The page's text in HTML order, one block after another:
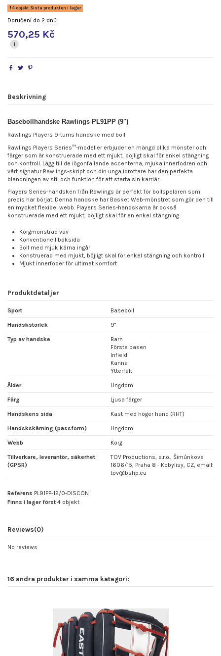
4 objekt Sista produkten i lager
Doručení do 2 dnů.
570,25 Kč
i
Beskrivning
Basebollhandske Rawlings PL91PP (9")
Rawlings Players 9-tums handske med boll
Rawlings Players Series™-modeller erbjuder en mängd olika mönster och
färger som är konstruerade med ett mjukt, böjligt skal för enkel stängning
och kontroll. Lägg till de iögonfallande accenterna, mjuka innerfodren och
vårt signatur Rawlings-skript och din unga idrottare har den perfekta
blandningen av stil och funktion för att starta sin karriär
Players Series-handsken från Rawlings är perfekt för bollspelaren som
precis har börjat. Denna handske har Basket Web-mönstret som gör den till
en mycket flexibel webb. Player's Series-handskarna är också
konstruerade med ett mjukt, böjligt skal för en enkel stängning.
Korgmönstrad väv
Konventionell baksida
Boll med mjuk kärna ingår
Konstruerad med mjukt, böjligt skal för enkel stängning och kontroll
Mjukt innerfoder för ultimat komfort
Produktdetaljer
Sport Baseboll
Handskstorlek 9"
Typ av handske
Barn
Första basen
Infield
Kanna
Ytterfält
Ålder Ungdom
Färg Ljusa färger
Handskens sida Kast med höger hand (RHT)
Handskskärning (passform) Ungdom
Webb Korg
Tillverkare, leverantör, säkerhet
(GPSR)
TOV Productions, s.r.o., Šimůnkova
1606/15, Praha 8 - Kobylisy, CZ, email:
tov@bshp.eu
Referens PL91PP-12/0-DISCON
Finns i lager först 4 objekt
Reviews(0)
No reviews
16 andra produkter i samma kategori: